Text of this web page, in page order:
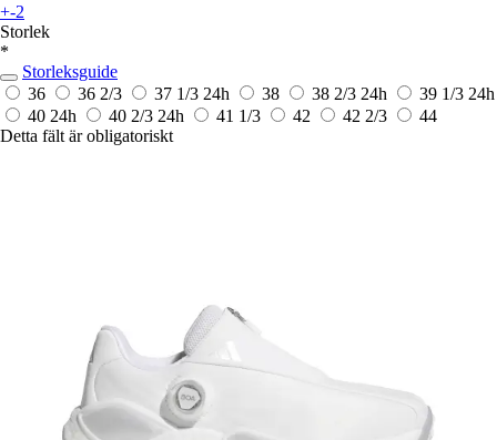
+-2
Storlek
*
Storleksguide
36
36 2/3 37 1/3 24h 38 38 2/3 24h 39 1/3 24h
40 24h 40 2/3 24h 41 1/3 42 42 2/3
44
Detta fält är obligatoriskt